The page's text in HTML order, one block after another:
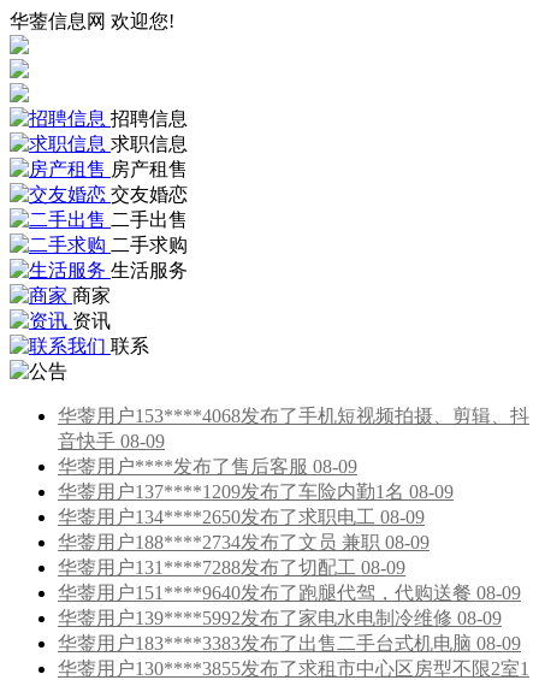
华蓥信息网 欢迎您!
招聘信息
求职信息
房产租售
交友婚恋
二手出售
二手求购
生活服务
商家
资讯
联系
华蓥用户153****4068发布了手机短视频拍摄、剪辑、抖
音快手 08-09
华蓥用户****发布了售后客服 08-09
华蓥用户137****1209发布了车险内勤1名 08-09
华蓥用户134****2650发布了求职电工 08-09
华蓥用户188****2734发布了文员 兼职 08-09
华蓥用户131****7288发布了切配工 08-09
华蓥用户151****9640发布了跑腿代驾，代购送餐 08-09
华蓥用户139****5992发布了家电水电制冷维修 08-09
华蓥用户183****3383发布了出售二手台式机电脑 08-09
华蓥用户130****3855发布了求租市中心区房型不限2室1